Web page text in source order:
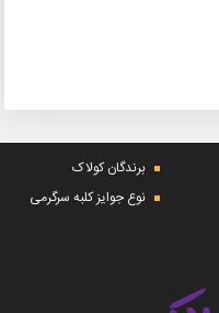
برندگان کولاک
نوع جوایز کلبه سرگرمی